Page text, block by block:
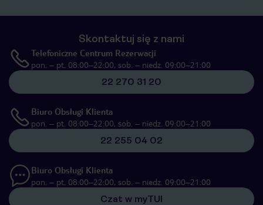
Skontaktuj się z nami
Telefoniczne Centrum Rezerwacji
pon. – pt. 08:00–22:00, sob. – niedz. 09:00–21:00
22 270 31 20
Biuro Obsługi Klienta
pon. – pt. 08:00–22:00, sob. – niedz. 09:00–21:00
22 255 04 02
Biuro Obsługi Klienta
pon. – pt. 08:00–22:00, sob. – niedz. 09:00–21:00
Czat w myTUI